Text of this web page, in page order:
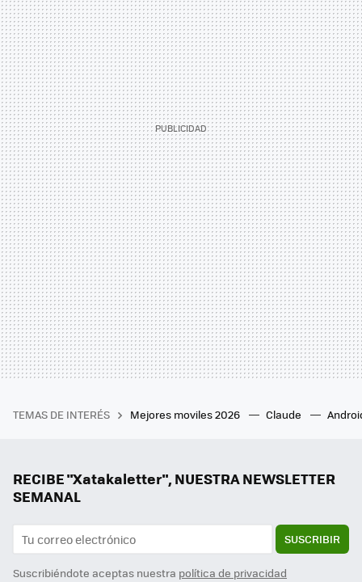
TEMAS DE INTERÉS Mejores moviles 2026 Claude
RECIBE "Xatakaletter", NUESTRA NEWSLETTER
SEMANAL
SUSCRIBIR
Suscribiéndote aceptas nuestra política de privacidad